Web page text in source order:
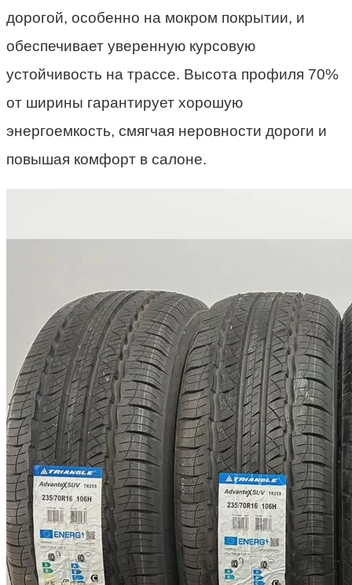
дорогой, особенно на мокром покрытии, и
обеспечивает уверенную курсовую
устойчивость на трассе. Высота профиля 70%
от ширины гарантирует хорошую
энергоемкость, смягчая неровности дороги и
повышая комфорт в салоне.